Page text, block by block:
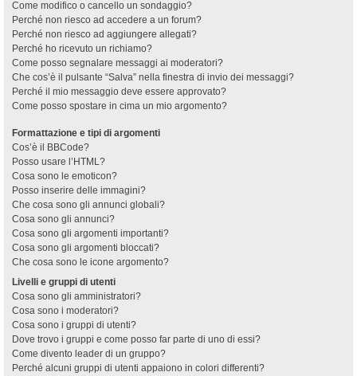
Come modifico o cancello un sondaggio?
Perché non riesco ad accedere a un forum?
Perché non riesco ad aggiungere allegati?
Perché ho ricevuto un richiamo?
Come posso segnalare messaggi ai moderatori?
Che cos’è il pulsante “Salva” nella finestra di invio dei messaggi?
Perché il mio messaggio deve essere approvato?
Come posso spostare in cima un mio argomento?
Formattazione e tipi di argomenti
Cos’è il BBCode?
Posso usare l’HTML?
Cosa sono le emoticon?
Posso inserire delle immagini?
Che cosa sono gli annunci globali?
Cosa sono gli annunci?
Cosa sono gli argomenti importanti?
Cosa sono gli argomenti bloccati?
Che cosa sono le icone argomento?
Livelli e gruppi di utenti
Cosa sono gli amministratori?
Cosa sono i moderatori?
Cosa sono i gruppi di utenti?
Dove trovo i gruppi e come posso far parte di uno di essi?
Come divento leader di un gruppo?
Perché alcuni gruppi di utenti appaiono in colori differenti?